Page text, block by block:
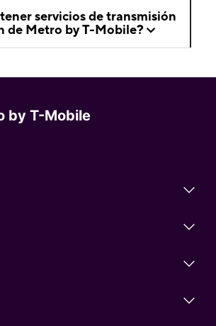
servicios de transmisión
de Metro by T-Mobile?